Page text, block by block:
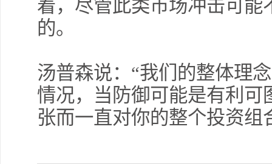
着，尽管此类市场冲击可
的。
汤普森说：“我们的整体理
情况，当防御可能是有利
张而一直对你的整个投资组